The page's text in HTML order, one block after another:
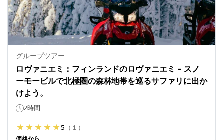
グループツアー
ロヴァニエミ：フィンランドのロヴァニエミ - スノ
ーモービルで北極圏の森林地帯を巡るサファリに出か
けよう。
2時間
5 （ １ ）
価格から